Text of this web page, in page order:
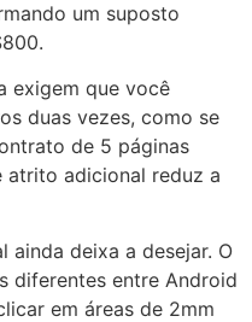
um suposto
exigem que você
duas vezes, como se
de 5 páginas
atrito adicional reduz a
ainda deixa a desejar. O
diferentes entre Android
em áreas de 2mm